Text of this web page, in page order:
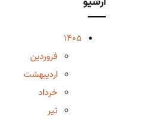
1405
فروردین
اردیبهشت
خرداد
تیر